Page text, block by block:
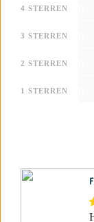
4 STERREN
3 STERREN
2 STERREN
1 STERREN